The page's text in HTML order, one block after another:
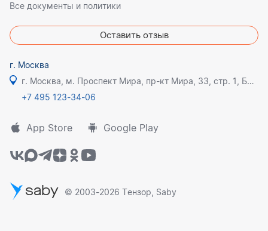
Все документы и политики
Оставить отзыв
г. Москва
г. Москва, м. Проспект Мира, пр-кт Мира, 33, стр. 1, БЦ Олимпик плаза
+7 495 123-34-06
App Store Google Play
saby © 2003-2026 Тензор, Saby